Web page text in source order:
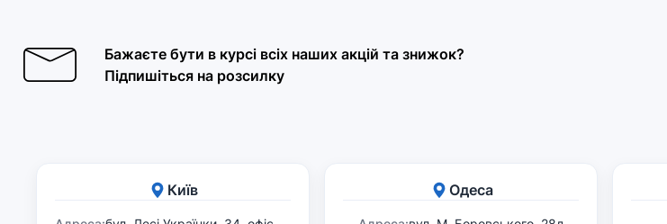
Бажаєте бути в курсі всіх наших акцій та знижок?
Підпишіться на розсилку
Київ Одеса